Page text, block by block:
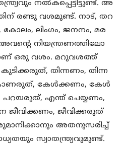
നൽകപ്പെട്ടിട്ടുണ്ട്. അ
രണ്ടു വശമുണ്ട്. നാട്, തറ
കോലം, ലിംഗം, ജനനം, മര
നിയന്ത്രണത്തിലോ
ഒരു വശം. മറുവശത്ത്
തിന്നണം, തിന്ന
കേൾക്കണം, കേൾ
എന്ത് ചെയ്യണം,
ജീവിക്കരുത്
അതനുസരിച്ച്
സ്വാതന്ത്ര്യവുമുണ്ട്.